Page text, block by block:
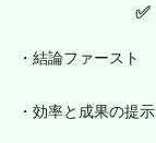
✅
・ 結論ファースト
・ 効率と成果の提示